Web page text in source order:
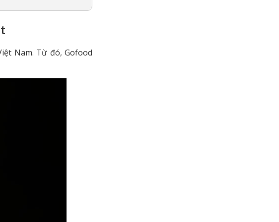
Nam. Từ đó, Gofood